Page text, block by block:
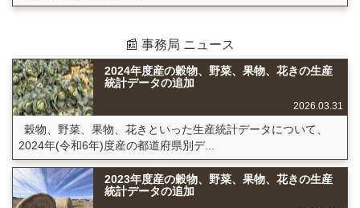
📰 事務局 ニュース
2024年度産の穀物、野菜、果物、花きの生産
統計データの追加
2026.03.31
穀物、野菜、果物、花きといった生産統計データについて、
2024年(令和6年)度産の都道府県別デ...
2023年度産の穀物、野菜、果物、花きの生産
統計データの追加